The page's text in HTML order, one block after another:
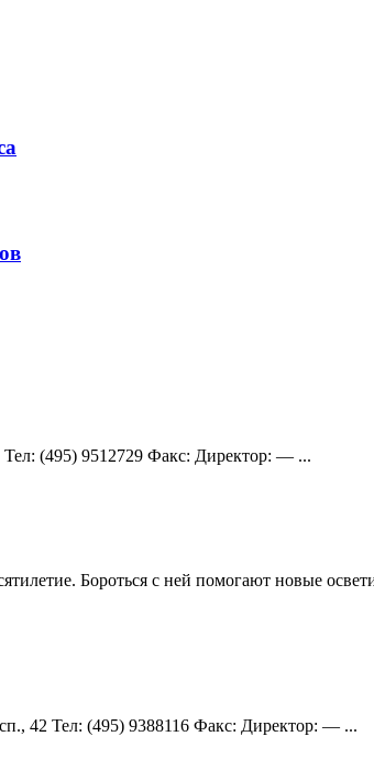
(495) 9512729 Факс: Директор: — ...
Бороться с ней помогают новые
42 Teл: (495) 9388116 Факс: Директор: — ...